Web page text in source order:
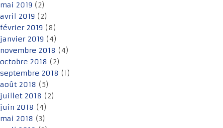
mai 2019 (2)
avril 2019 (2)
février 2019 (8)
janvier 2019 (4)
novembre 2018 (4)
octobre 2018 (2)
septembre 2018 (1)
août 2018 (5)
juillet 2018 (2)
juin 2018 (4)
mai 2018 (3)